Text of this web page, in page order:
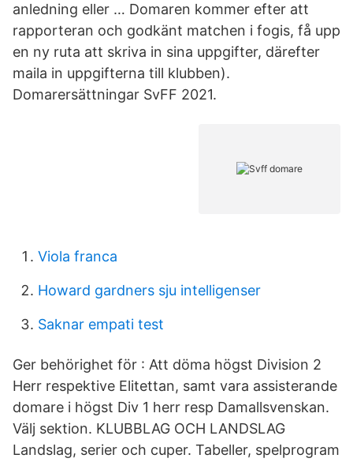
anledning eller … Domaren kommer efter att
rapporteran och godkänt matchen i fogis, få upp
en ny ruta att skriva in sina uppgifter, därefter
maila in uppgifterna till klubben).
Domarersättningar SvFF 2021.
Viola franca
Howard gardners sju intelligenser
Saknar empati test
Ger behörighet för : Att döma högst Division 2
Herr respektive Elitettan, samt vara assisterande
domare i högst Div 1 herr resp Damallsvenskan.
Välj sektion. KLUBBLAG OCH LANDSLAG
Landslag, serier och cuper. Tabeller, spelprogram